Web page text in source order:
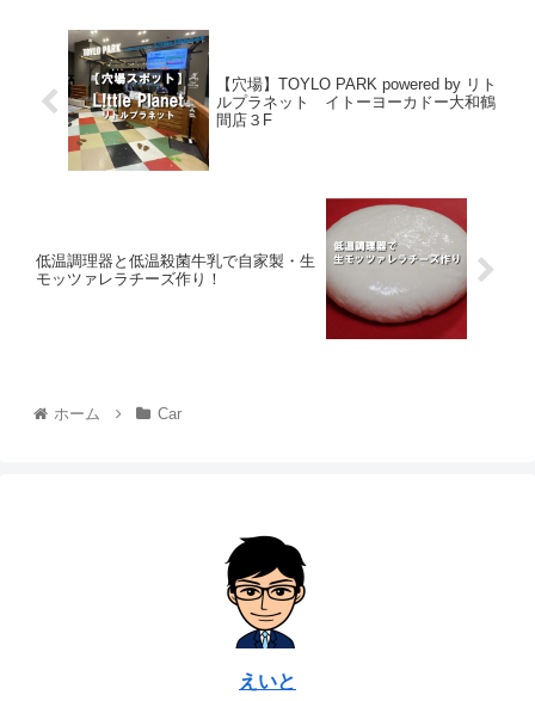
【穴場】TOYLO PARK powered by リト
ルプラネット イトーヨーカドー大和鶴
間店３F
低温調理器と低温殺菌牛乳で自家製・生
モッツァレラチーズ作り！
ホーム Car
えいと